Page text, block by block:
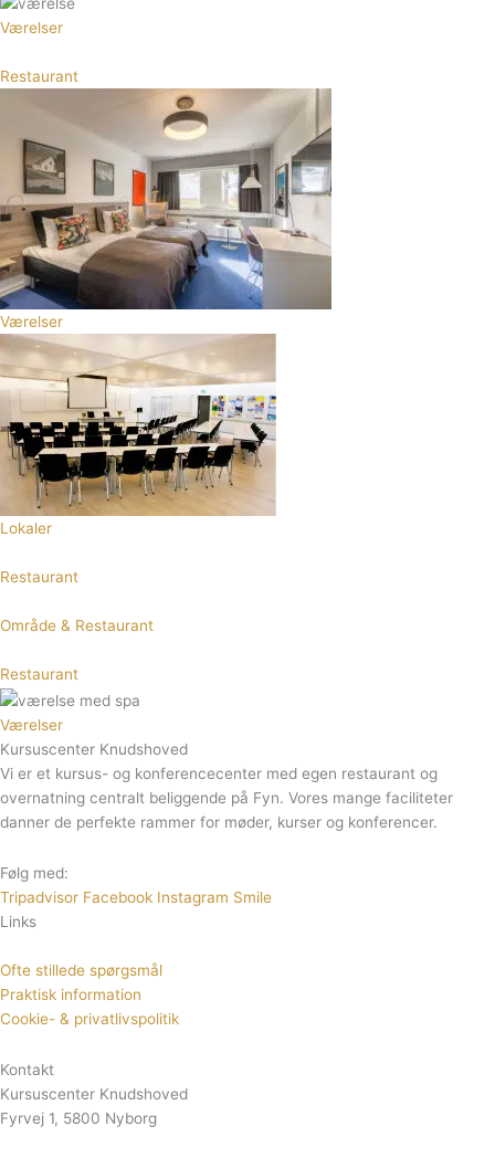
Værelser
Restaurant
Værelser
Lokaler
Restaurant
Område & Restaurant
Restaurant
Værelser
Kursuscenter Knudshoved
Vi er et kursus- og konferencecenter med egen restaurant og
overnatning centralt beliggende på Fyn. Vores mange faciliteter
danner de perfekte rammer for møder, kurser og konferencer.
Følg med:
Tripadvisor Facebook Instagram Smile
Links
Ofte stillede spørgsmål
Praktisk information
Cookie- & privatlivspolitik
Kontakt
Kursuscenter Knudshoved
Fyrvej 1, 5800 Nyborg